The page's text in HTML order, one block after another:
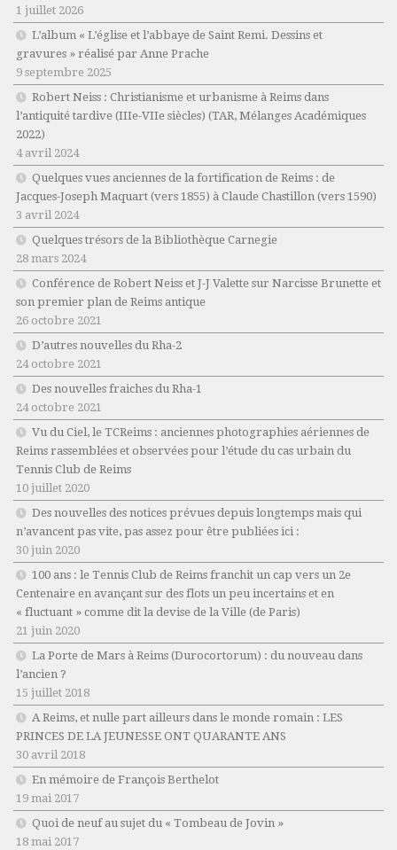
1 juillet 2026
L’album « L’église et l’abbaye de Saint Remi. Dessins et
gravures » réalisé par Anne Prache
9 septembre 2025
Robert Neiss : Christianisme et urbanisme à Reims dans
l’antiquité tardive (IIIe-VIIe siècles) (TAR, Mélanges Académiques
2022)
4 avril 2024
Quelques vues anciennes de la fortification de Reims : de
Jacques-Joseph Maquart (vers 1855) à Claude Chastillon (vers 1590)
3 avril 2024
Quelques trésors de la Bibliothèque Carnegie
28 mars 2024
Conférence de Robert Neiss et J-J Valette sur Narcisse Brunette et
son premier plan de Reims antique
26 octobre 2021
D’autres nouvelles du Rha-2
24 octobre 2021
Des nouvelles fraiches du Rha-1
24 octobre 2021
Vu du Ciel, le TCReims : anciennes photographies aériennes de
Reims rassemblées et observées pour l’étude du cas urbain du
Tennis Club de Reims
10 juillet 2020
Des nouvelles des notices prévues depuis longtemps mais qui
n’avancent pas vite, pas assez pour être publiées ici :
30 juin 2020
100 ans : le Tennis Club de Reims franchit un cap vers un 2e
Centenaire en avançant sur des flots un peu incertains et en
« fluctuant » comme dit la devise de la Ville (de Paris)
21 juin 2020
La Porte de Mars à Reims (Durocortorum) : du nouveau dans
l’ancien ?
15 juillet 2018
A Reims, et nulle part ailleurs dans le monde romain : LES
PRINCES DE LA JEUNESSE ONT QUARANTE ANS
30 avril 2018
En mémoire de François Berthelot
19 mai 2017
Quoi de neuf au sujet du « Tombeau de Jovin »
18 mai 2017